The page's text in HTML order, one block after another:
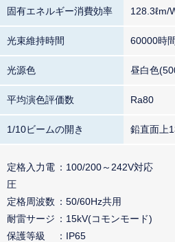
固有エネルギー消費効率 128.3ℓm/
光束維持時間 60000時
光源色 昼白色
平均演色評価数 Ra80
1/10ビームの開き 鉛直面上
定格入力電
圧
100/200～242V対応
定格周波数
50/60Hz共用
耐雷サージ
15kV(コモンモード)
保護等級
IP65